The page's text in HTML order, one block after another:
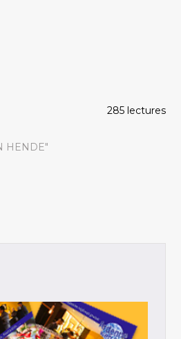
285 lectures
HENDE"